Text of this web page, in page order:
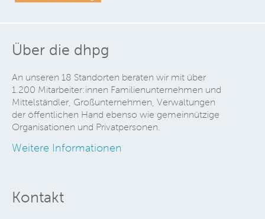
Über die dhpg
An unseren 18 Standorten beraten wir mit über
1.200 Mitarbeiter:innen Familienunternehmen und
Mittelständler, Großunternehmen, Verwaltungen
der öffentlichen Hand ebenso wie gemeinnützige
Organisationen und Privatpersonen.
Weitere Informationen
Kontakt